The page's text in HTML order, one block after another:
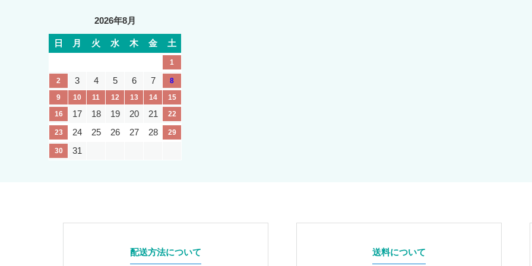
2026年8月
日 月 火 水 木 金 土
1
2 3 4 5 6 7
8
9
10 11 12 13 14
15
16
17 18 19 20 21 22
23 24 25 26 27 28 29
30 31
配送方法について 送料について